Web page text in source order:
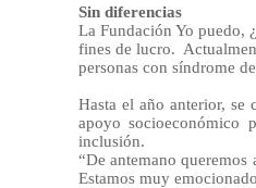
Sin diferencias
La Fundación Yo puedo,
fines de lucro.
personas con síndrome
Hasta el año anterior, se
apoyo socioeconómico
inclusión.
“De antemano
Estamos muy